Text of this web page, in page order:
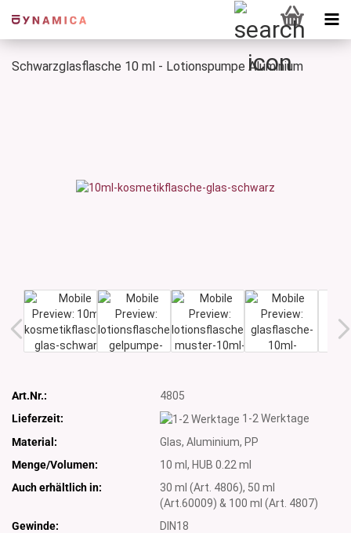
Schwarzglasflasche 10 ml - Lotionspumpe Aluminium
Art.Nr.:
4805
Lieferzeit:
1-2 Werktage
Material:
Glas, Aluminium, PP
Menge/Volumen:
10 ml, HUB 0.22 ml
Auch erhältlich in:
30 ml (Art. 4806), 50 ml
(Art.60009) & 100 ml (Art. 4807)
Gewinde:
DIN18